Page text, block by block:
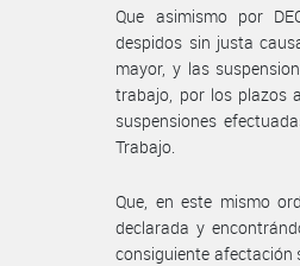
Que asimismo por
despidos sin justa
mayor, y las
trabajo, por los plazos
suspensiones
Trabajo.
Que, en este mismo
declarada y
consiguiente afectación